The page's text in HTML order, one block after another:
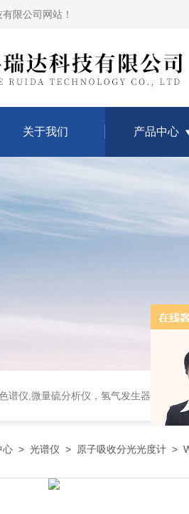
限公司网站 ！
关于我们 产品中心
发生器，氮气发生器，空气发生器，色谱耗件（N2000色谱工作站，色谱柱、阀件、进样器、色
心 > 光谱仪 > 原子吸收分光光度计 >